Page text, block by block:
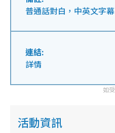
普通話對白，中英文字幕
連結:
詳情
活動資訊